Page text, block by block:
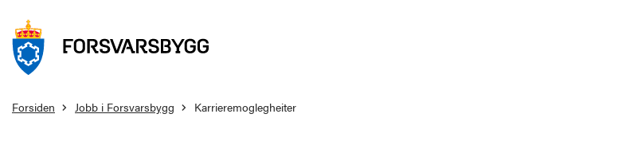
Forsiden Jobb i Forsvarsbygg Karrieremoglegheiter